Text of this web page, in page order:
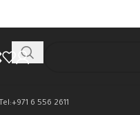
Tel:+971 6 556 2611